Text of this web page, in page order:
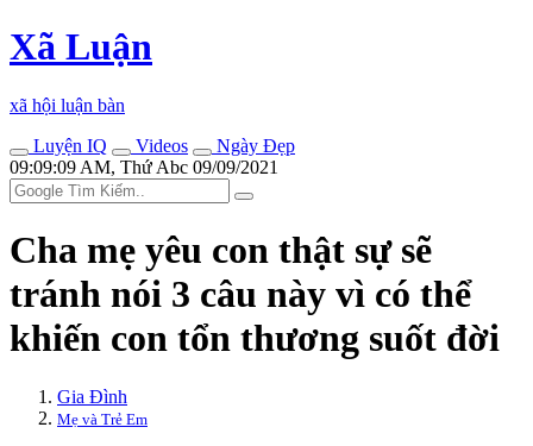
Xã Luận
xã hội luận bàn
Luyện IQ
Videos
Ngày Đẹp
09:09:09 AM, Thứ Abc 09/09/2021
Cha mẹ yêu con thật sự sẽ
tránh nói 3 câu này vì có thể
khiến con tổn thương suốt đời
Gia Đình
Mẹ và Trẻ Em